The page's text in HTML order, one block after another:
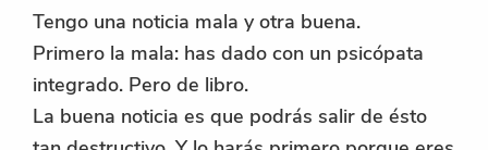
Tengo una noticia mala y otra buena.
Primero la mala: has dado con un psicópata
integrado. Pero de libro.
La buena noticia es que podrás salir de ésto